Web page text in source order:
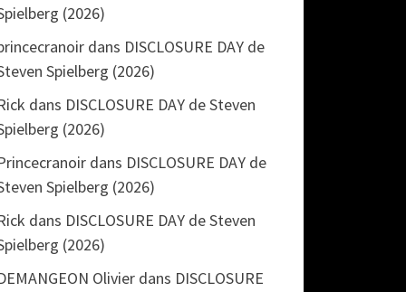
(2026)
dans DISCLOSURE DAY de
Spielberg (2026)
dans DISCLOSURE DAY de Steven
(2026)
dans DISCLOSURE DAY de
Spielberg (2026)
dans DISCLOSURE DAY de Steven
(2026)
Olivier dans DISCLOSURE